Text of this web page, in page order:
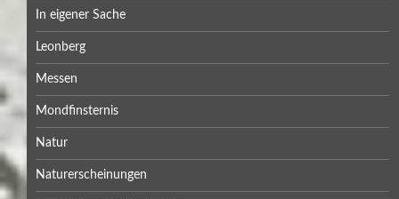
In eigener Sache
Leonberg
Messen
Mondfinsternis
Natur
Naturerscheinungen